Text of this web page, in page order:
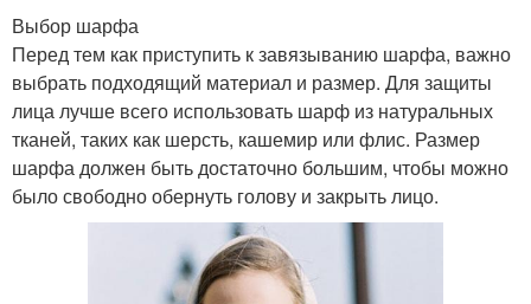
Выбор шарфа
Перед тем как приступить к завязыванию шарфа, важно
выбрать подходящий материал и размер. Для защиты
лица лучше всего использовать шарф из натуральных
тканей, таких как шерсть, кашемир или флис. Размер
шарфа должен быть достаточно большим, чтобы можно
было свободно обернуть голову и закрыть лицо.